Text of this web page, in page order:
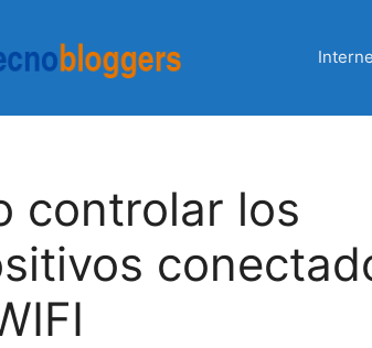
controlar los